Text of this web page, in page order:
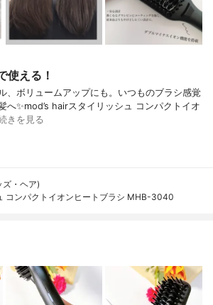
使える！
、ボリュームアップにも。いつものブラシ感覚
へ✨mod’s hairスタイリッシュ コンパクトイオ
きを見る
ズ・ヘア)
コンパクトイオンヒートブラシ MHB-3040